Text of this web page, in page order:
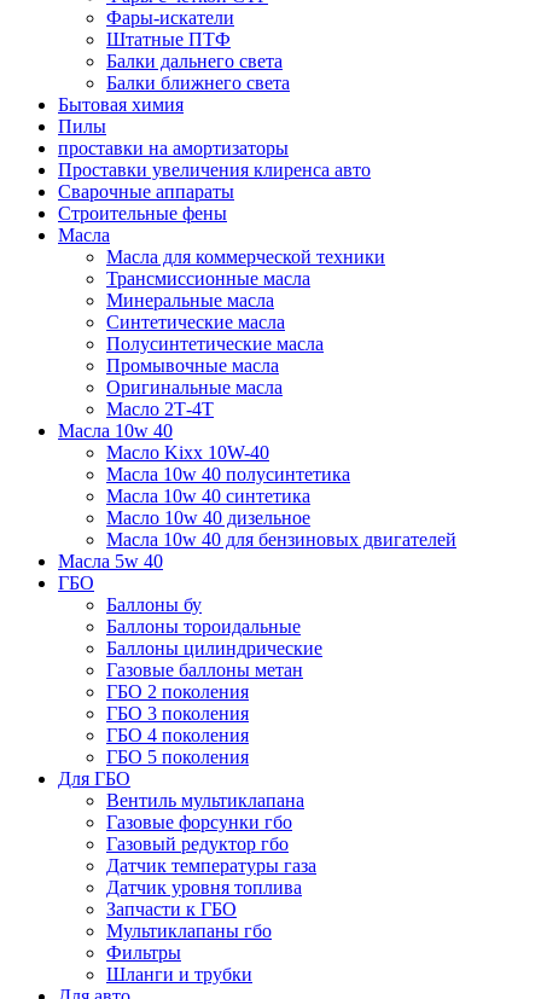
Фары-искатели
Штатные ПТФ
Балки дальнего света
Балки ближнего света
Бытовая химия
Пилы
проставки на амортизаторы
Проставки увеличения клиренса авто
Сварочные аппараты
Строительные фены
Масла
Масла для коммерческой техники
Трансмиссионные масла
Минеральные масла
Синтетические масла
Полусинтетические масла
Промывочные масла
Оригинальные масла
Масло 2Т-4Т
Масла 10w 40
Mасло Kixx 10W-40
Масла 10w 40 полусинтетика
Масла 10w 40 синтетика
Масло 10w 40 дизельное
Масла 10w 40 для бензиновых двигателей
Масла 5w 40
ГБО
Баллоны бу
Баллоны тороидальные
Баллоны цилиндрические
Газовые баллоны метан
ГБО 2 поколения
ГБО 3 поколения
ГБО 4 поколения
ГБО 5 поколения
Для ГБО
Вентиль мультиклапана
Газовые форсунки гбо
Газовый редуктор гбо
Датчик температуры газа
Датчик уровня топлива
Запчасти к ГБО
Мультиклапаны гбо
Фильтры
Шланги и трубки